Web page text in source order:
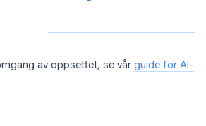
av oppsettet, se vår guide for AI-